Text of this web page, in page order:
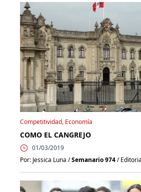
Competitividad, Economía
COMO EL CANGREJO
01/03/2019
Por: Jessica Luna /Semanario 974/